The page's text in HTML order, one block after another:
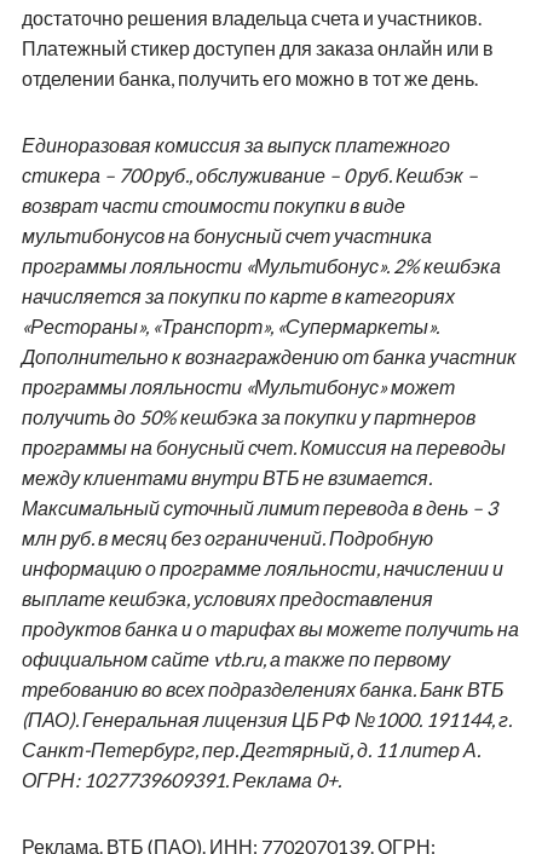
достаточно решения владельца счета и участников.
Платежный стикер доступен для заказа онлайн или в
отделении банка, получить его можно в тот же день.
Единоразовая комиссия за выпуск платежного
стикера – 700 руб., обслуживание – 0 руб. Кешбэк –
возврат части стоимости покупки в виде
мультибонусов на бонусный счет участника
программы лояльности «Мультибонус». 2% кешбэка
начисляется за покупки по карте в категориях
«Рестораны», «Транспорт», «Супермаркеты».
Дополнительно к вознаграждению от банка участник
программы лояльности «Мультибонус» может
получить до 50% кешбэка за покупки у партнеров
программы на бонусный счет. Комиссия на переводы
между клиентами внутри ВТБ не взимается.
Максимальный суточный лимит перевода в день – 3
млн руб. в месяц без ограничений. Подробную
информацию о программе лояльности, начислении и
выплате кешбэка, условиях предоставления
продуктов банка и о тарифах вы можете получить на
официальном сайте vtb.ru, а также по первому
требованию во всех подразделениях банка. Банк ВТБ
(ПАО). Генеральная лицензия ЦБ РФ №1000. 191144, г.
Санкт-Петербург, пер. Дегтярный, д. 11 литер А.
ОГРН: 1027739609391. Реклама 0+.
Реклама. ВТБ (ПАО). ИНН: 7702070139. ОГРН: